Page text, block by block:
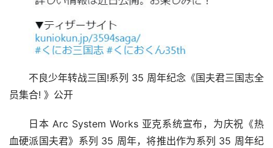
不良少年转战三国!系列 35 周年纪念《国夫君三国志全
员集合! 》公开
日本 Arc System Works 亚克系统宣布，为庆祝《热
血硬派国夫君》系列 35 周年，将推出作为系列 35 周年纪